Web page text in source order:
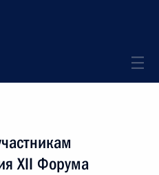
XII Форума